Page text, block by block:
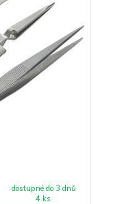
dostupné do 3 dnů
4 ks